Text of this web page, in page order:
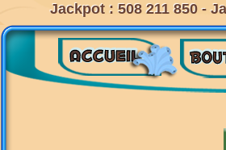
Jackpot : 508 211 850 -